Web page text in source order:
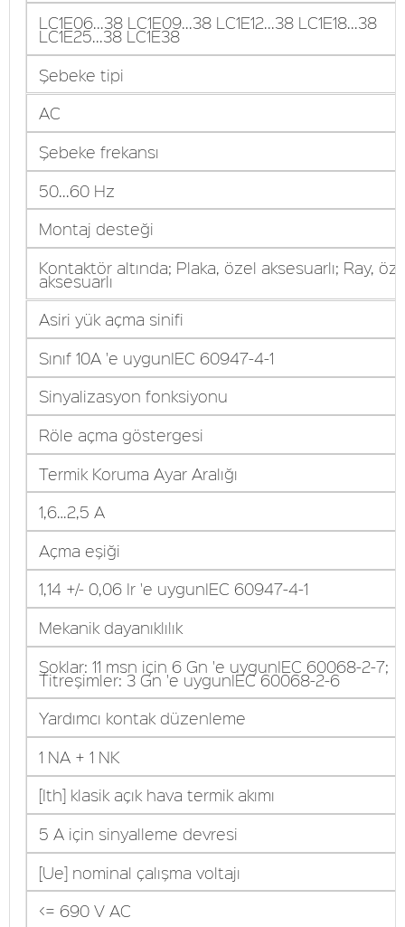
LC1E06...38 LC1E09...38 LC1E12...38 LC1E18...38
LC1E25...38 LC1E38
Şebeke tipi
AC
Şebeke frekansı
50...60 Hz
Montaj desteği
Kontaktör altında; Plaka, özel aksesuarlı; Ray,
aksesuarlı
Asiri yük açma sinifi
Sınıf 10A 'e uygunIEC 60947-4-1
Sinyalizasyon fonksiyonu
Röle açma göstergesi
Termik Koruma Ayar Aralığı
1,6…2,5 A
Açma eşiği
1,14 +/- 0,06 Ir 'e uygunIEC 60947-4-1
Mekanik dayanıklılık
Şoklar: 11 msn için 6 Gn 'e uygunIEC 60068-2-7;
Titreşimler: 3 Gn 'e uygunIEC 60068-2-6
Yardımcı kontak düzenleme
1 NA + 1 NK
[Ith] klasik açık hava termik akımı
5 A için sinyalleme devresi
[Ue] nominal çalışma voltajı
<= 690 V AC